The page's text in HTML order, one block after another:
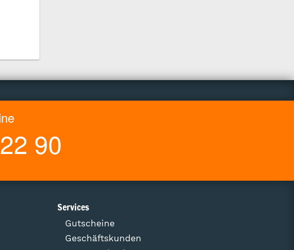
90
Services
Gutscheine
Geschäftskunden